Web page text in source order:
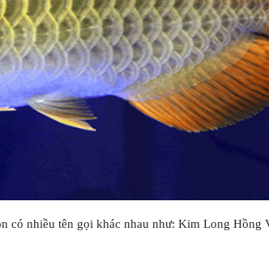
có nhiều tên gọi khác nhau như: Kim Long Hồng